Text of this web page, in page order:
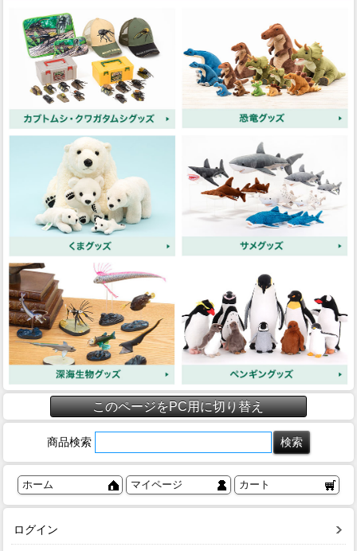
このページをPC用に切り替え
商品検索
ホーム マイページ カート
ログイン